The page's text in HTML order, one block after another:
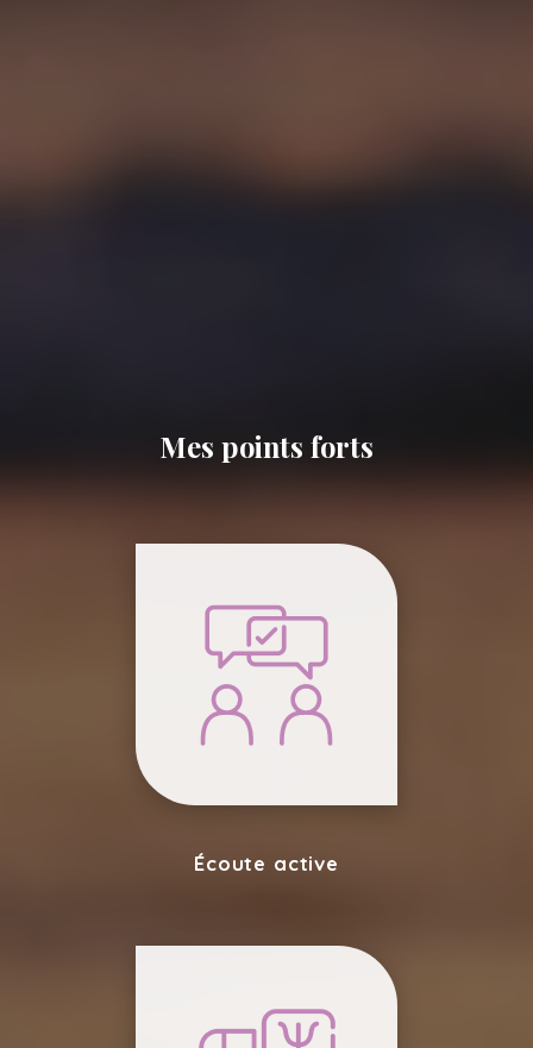
Mes points forts
Écoute active